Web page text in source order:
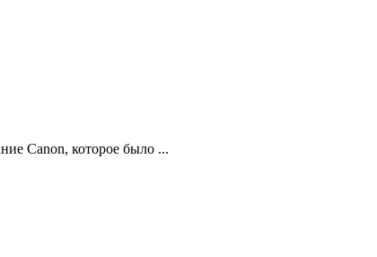
Canon, которое было ...